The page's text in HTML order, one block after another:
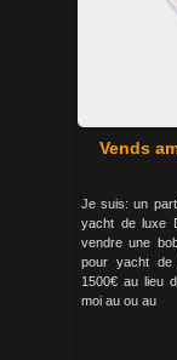
Vends
Je suis: un
yacht de luxe
vendre une
pour yacht de
1500€ au lieu
moi au ou au